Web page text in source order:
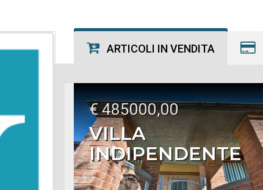
ARTICOLI IN VENDITA
€ 485000,00
VILLA
INDIPENDENTE